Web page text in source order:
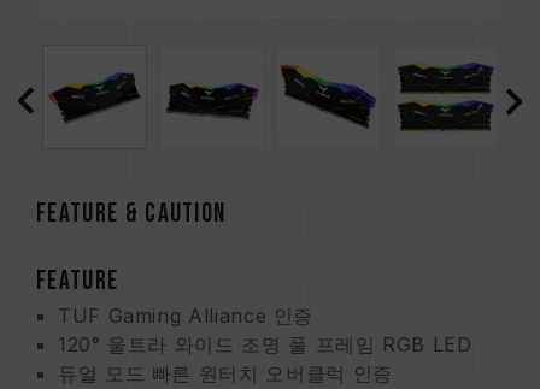
FEATURE & CAUTION
FEATURE
TUF Gaming Alliance 인증
120° 울트라 와이드 조명 풀 프레임 RGB LED
듀얼 모드 빠른 원터치 오버클럭 인증